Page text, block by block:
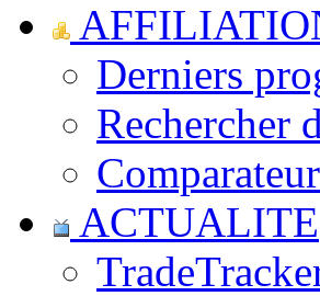
Derniers
Rechercher
ACTUALITE